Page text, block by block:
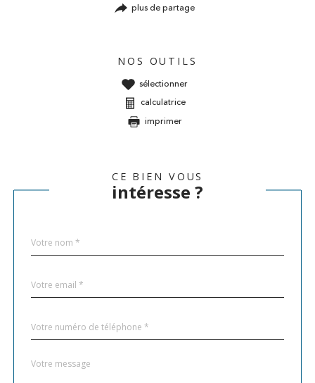
plus de partage
NOS OUTILS
sélectionner
calculatrice
imprimer
CE BIEN VOUS
intéresse ?
par
*
*
*
Fieldset
Message
*